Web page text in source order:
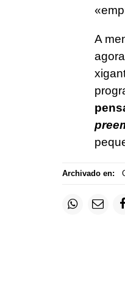
A
Archivado en: